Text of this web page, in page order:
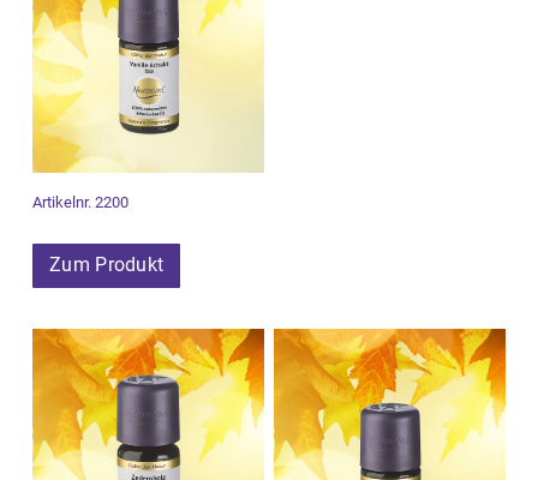
Artikelnr. 2200
Zum Produkt